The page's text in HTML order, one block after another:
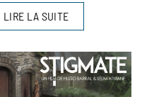
LIRE LA SUITE